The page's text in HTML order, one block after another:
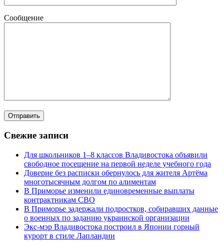
Сообщение
Свежие записи
Для школьников 1–8 классов Владивостока объявили
свободное посещение на первой неделе учебного года
Доверие без расписки обернулось для жителя Артёма
многотысячным долгом по алиментам
В Приморье изменили единовременные выплаты
контрактникам СВО
В Приморье задержали подростков, собиравших данные
о военных по заданию украинской организации
Экс-мэр Владивостока построил в Японии горный
курорт в стиле Лапландии